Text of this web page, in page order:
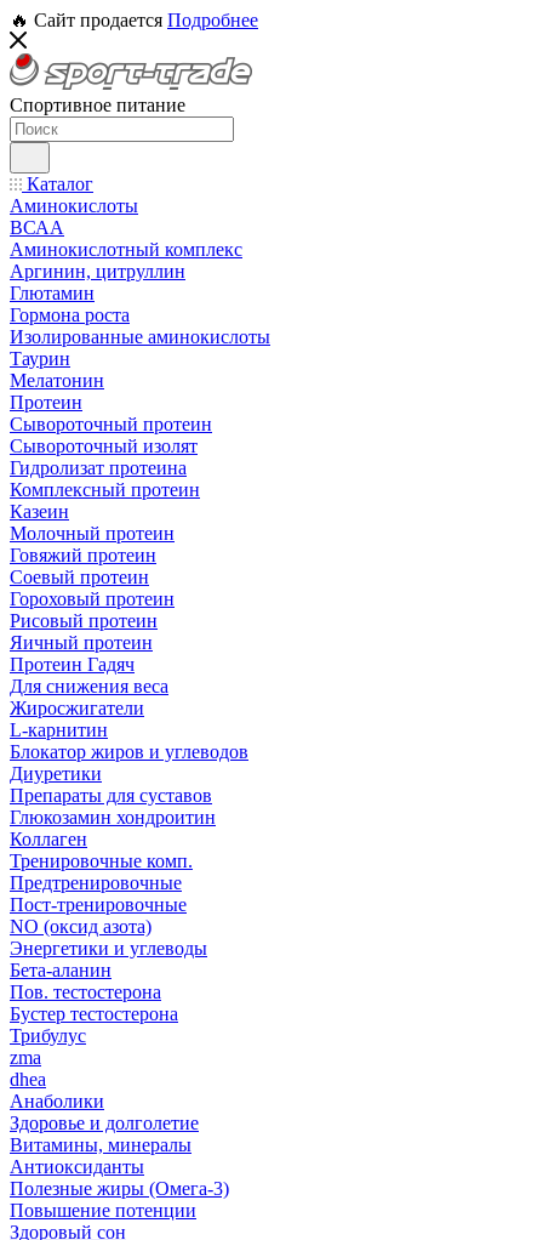
🔥 Сайт продается Подробнее
Спортивное питание
Каталог
Аминокислоты
ВСАА
Аминокислотный комплекс
Аргинин, цитруллин
Глютамин
Гормона роста
Изолированные аминокислоты
Таурин
Мелатонин
Протеин
Сывороточный протеин
Сывороточный изолят
Гидролизат протеина
Комплексный протеин
Казеин
Молочный протеин
Говяжий протеин
Соевый протеин
Гороховый протеин
Рисовый протеин
Яичный протеин
Протеин Гадяч
Для снижения веса
Жиросжигатели
L-карнитин
Блокатор жиров и углеводов
Диуретики
Препараты для суставов
Глюкозамин хондроитин
Коллаген
Тренировочные комп.
Предтренировочные
Пост-тренировочные
NO (оксид азота)
Энергетики и углеводы
Бета-аланин
Пов. тестостерона
Бустер тестостерона
Трибулус
zma
dhea
Анаболики
Здоровье и долголетие
Витамины, минералы
Антиоксиданты
Полезные жиры (Омега-3)
Повышение потенции
Здоровый сон